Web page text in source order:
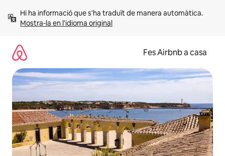
Mostra-la en l'idioma original
Fes Airbnb a casa